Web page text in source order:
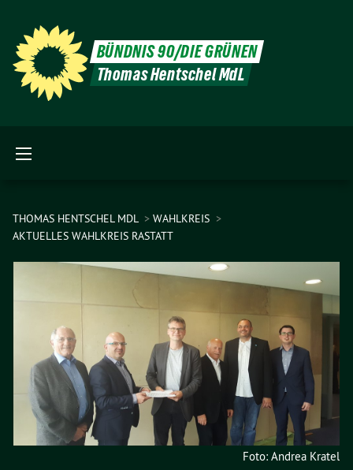
BÜNDNIS 90/DIE GRÜNEN
Thomas Hentschel MdL
THOMAS HENTSCHEL MDL
WAHLKREIS
AKTUELLES WAHLKREIS RASTATT
Foto: Andrea Kratel